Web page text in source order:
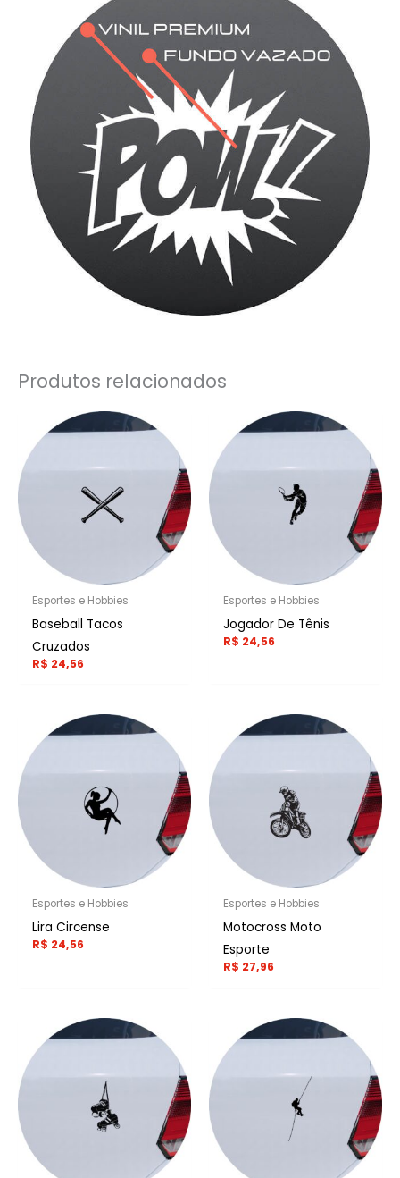
Produtos relacionados
Esportes e Hobbies
Baseball Tacos
Cruzados
R$ 24,56
Esportes e Hobbies
Jogador De Tênis
R$ 24,56
Esportes e Hobbies
Lira Circense
R$ 24,56
Esportes e Hobbies
Motocross Moto
Esporte
R$ 27,96